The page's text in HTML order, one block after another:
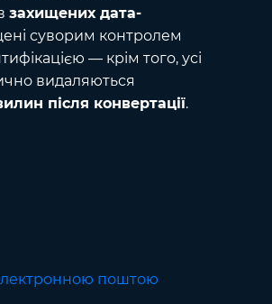
захищених дата-
суворим контролем
— крім того, усі
видаляються
після конвертації.
поштою